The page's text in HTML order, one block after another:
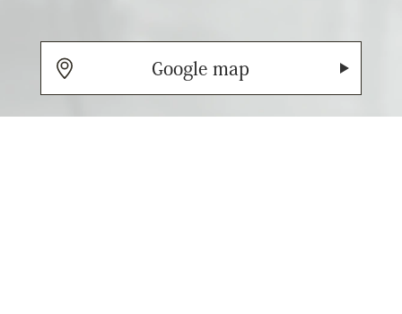
Google map